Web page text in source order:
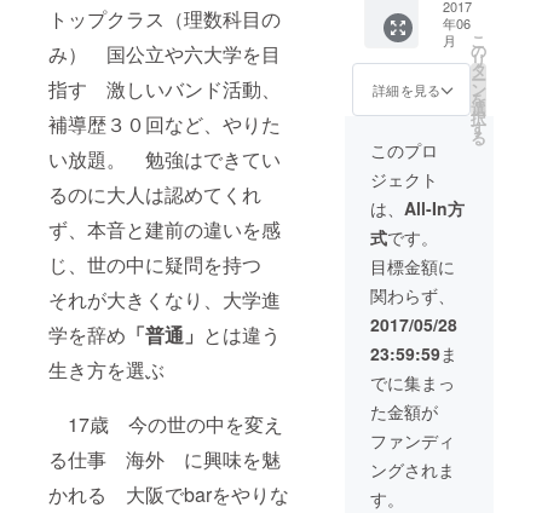
トップクラス（理数科目の
み） 国公立や六大学を目
指す 激しいバンド活動、
補導歴３０回など、やりた
い放題。 勉強はできてい
るのに大人は認めてくれ
ず、本音と建前の違いを感
じ、世の中に疑問を持つ
それが大きくなり、大学進
学を辞め 「普通」 とは違う
生き方を選ぶ
17歳 今の世の中を変え
る仕事 海外 に興味を魅
かれる 大阪でbarをやりな
目につ
く場所
に広告
する権
利 個
人、法
店、イ
ベン
ト、な
んでも
構いま
せん。
あなた
の知っ
て欲し
い事を
広告し
て下さ
い。
2017
年06
月
詳細を見る
こ
の
リ
タ
ー
ン
を
選
択
す
る
このプロ
ジェクト
は、 All-In方
式です。
目標金額に
関わらず、
2017/05/28
23:59:59ま
でに集まっ
た金額が
ファンディ
ングされま
す。